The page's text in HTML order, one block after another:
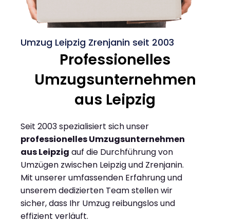
Umzug Leipzig Zrenjanin seit 2003
Professionelles
Umzugsunternehmen
aus Leipzig
Seit 2003 spezialisiert sich unser
professionelles Umzugsunternehmen
aus Leipzig auf die Durchführung von
Umzügen zwischen Leipzig und Zrenjanin.
Mit unserer umfassenden Erfahrung und
unserem dedizierten Team stellen wir
sicher, dass Ihr Umzug reibungslos und
effizient verläuft.